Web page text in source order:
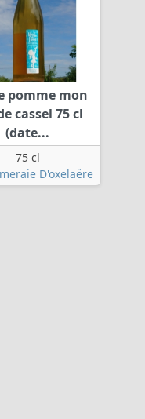
pomme mon
cassel 75 cl
(date...
75 cl
D'oxelaëre